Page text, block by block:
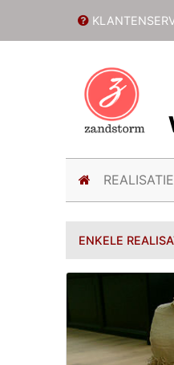
(current)
ENKELE